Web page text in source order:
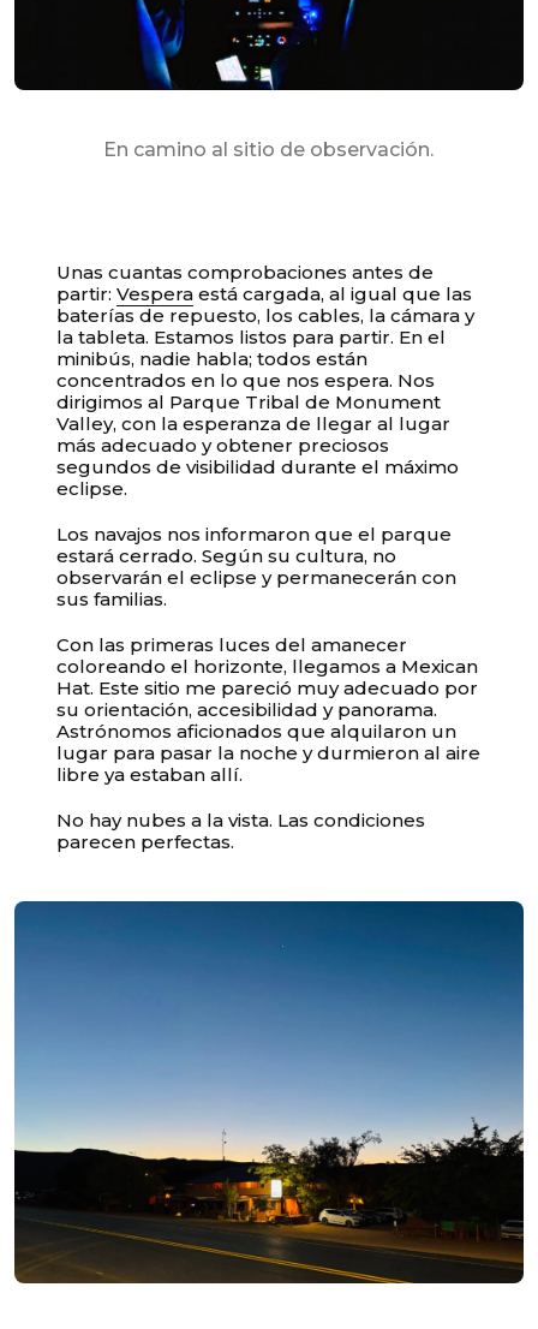
En camino al sitio de observación.
Unas cuantas comprobaciones antes de
partir:Vespera está cargada, al igual que las
baterías de repuesto, los cables, la cámara y
la tableta. Estamos listos para partir. En el
minibús, nadie habla; todos están
concentrados en lo que nos espera. Nos
dirigimos al Parque Tribal de Monument
Valley, con la esperanza de llegar al lugar
más adecuado y obtener preciosos
segundos de visibilidad durante el máximo
eclipse.
Los navajos nos informaron que el parque
estará cerrado. Según su cultura, no
observarán el eclipse y permanecerán con
sus familias.
Con las primeras luces del amanecer
coloreando el horizonte, llegamos a Mexican
Hat. Este sitio me pareció muy adecuado por
su orientación, accesibilidad y panorama.
Astrónomos aficionados que alquilaron un
lugar para pasar la noche y durmieron al aire
libre ya estaban allí.
No hay nubes a la vista. Las condiciones
parecen perfectas.